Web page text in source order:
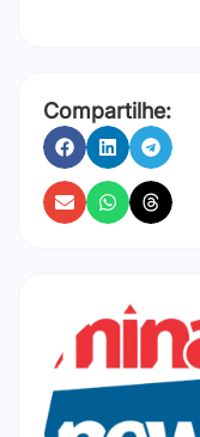
Compartilhe: